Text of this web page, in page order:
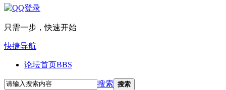
只需一步，快速开始
快捷导航
论坛首页BBS
搜索 搜索